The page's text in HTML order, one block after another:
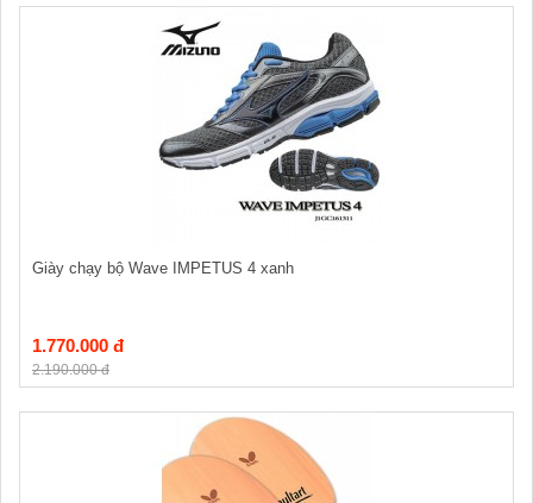
Giày chạy bộ Wave IMPETUS 4 xanh
1.770.000 đ
2.190.000 đ